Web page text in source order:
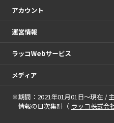
アカウント
運営情報
ラッコWebサービス
メディア
※期間：2021年01月01日～現在 /
情報の日次集計（ ラッコ株式会